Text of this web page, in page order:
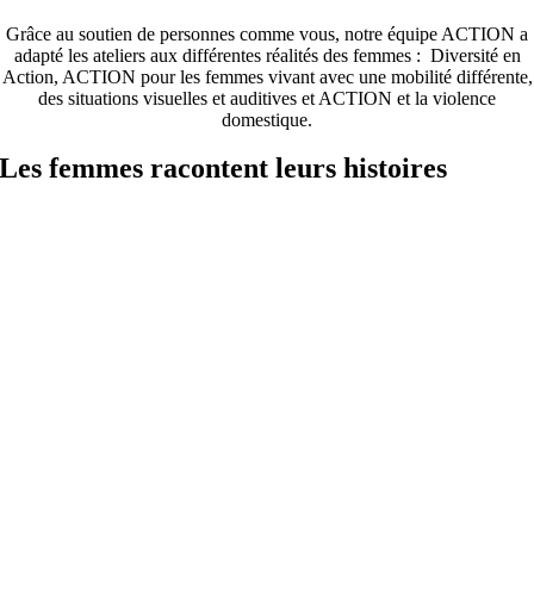
Grâce au soutien de personnes comme vous, notre équipe ACTION a
adapté les ateliers aux différentes réalités des femmes : Diversité en
Action, ACTION pour les femmes vivant avec une mobilité différente,
des situations visuelles et auditives et ACTION et la violence
domestique.
Les femmes racontent leurs histoires